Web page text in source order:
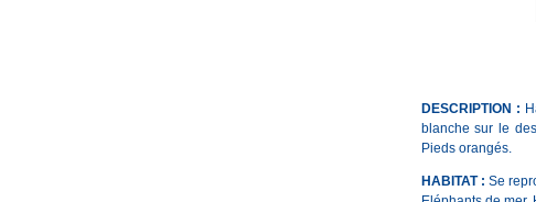
DESCRIPTION :
blanche sur le
Pieds orangés.
HABITAT : Se